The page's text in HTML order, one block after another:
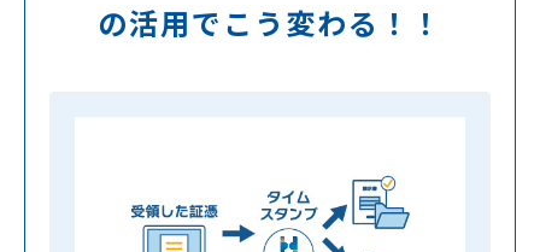
の活用でこう変わる！！